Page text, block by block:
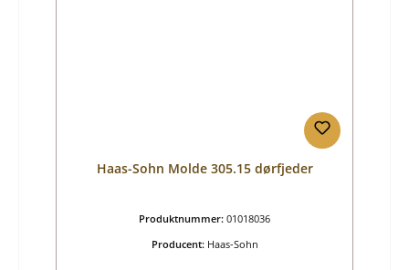
Haas-Sohn Molde 305.15 dørfjeder
Produktnummer: 01018036
Producent: Haas-Sohn